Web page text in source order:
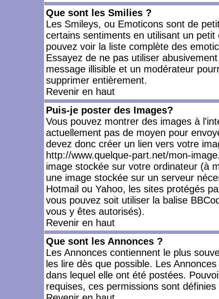
Que sont les Smilies ?
Les Smileys, ou Emoticons sont de
certains sentiments en utilisant un
pouvez voir la liste complète des
Essayez de ne pas utiliser
message illisible et un modérateur
supprimer entièrement.
Revenir en haut
Puis-je poster des Images?
Vous pouvez montrer des images à
actuellement pas de moyen pour
devez donc créer un lien vers votre
http://www.quelque-part.net/mon-
image stockée sur votre ordinateur (à
une image stockée sur un serveur
Hotmail ou Yahoo, les sites protégés
vous pouvez soit utiliser la balise
vous y êtes autorisés).
Revenir en haut
Que sont les Annonces ?
Les Annonces contiennent le plus
les lire dès que possible. Les
dans lequel elle ont été postées.
requises, ces permissions sont